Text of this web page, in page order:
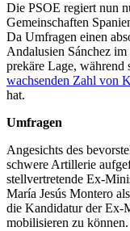
Die PSOE regiert nun
Gemeinschaften
Da Umfragen einen
Andalusien Sánchez
prekäre Lage, während
wachsenden Zahl von
hat.
Umfragen
Angesichts des
schwere Artillerie
stellvertretende Ex-
María Jesús Montero
die Kandidatur der Ex-
mobilisieren zu können.